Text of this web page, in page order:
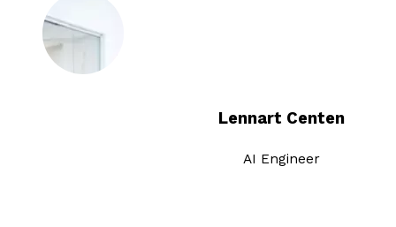
Lennart Centen
AI Engineer